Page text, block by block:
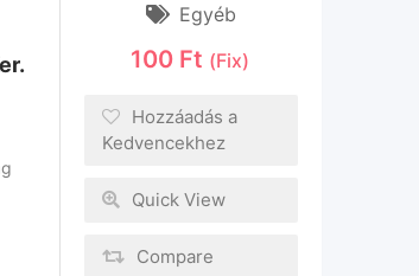
Egyéb
100 Ft (Fix)
Hozzáadás a
Kedvencekhez
Quick View
Compare